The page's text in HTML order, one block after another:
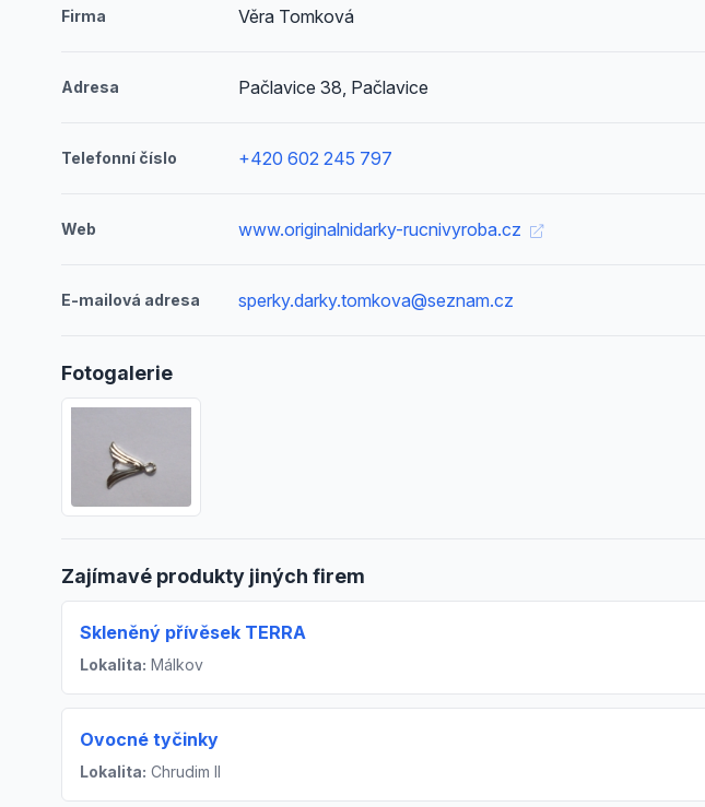
Firma Věra Tomková
Adresa Pačlavice 38, Pačlavice
Telefonní číslo +420 602 245 797
Web www.originalnidarky-rucnivyroba.cz
E-mailová adresa sperky.darky.tomkova@seznam.cz
Fotogalerie
Zajímavé produkty jiných firem
Skleněný přívěsek TERRA
Lokalita: Málkov
Ovocné tyčinky
Lokalita: Chrudim II